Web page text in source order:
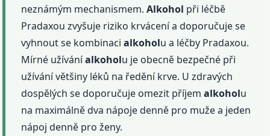
neznámým mechanismem.Alkohol při léčbě
Pradaxou zvyšuje riziko krvácení a doporučuje se
vyhnout se kombinacialkoholu a léčby Pradaxou.
Mírné užíváníalkoholu je obecně bezpečné při
užívání většiny léků na ředění krve. U zdravých
dospělých se doporučuje omezit příjemalkoholu
na maximálně dva nápoje denně pro muže a jeden
nápoj denně pro ženy.